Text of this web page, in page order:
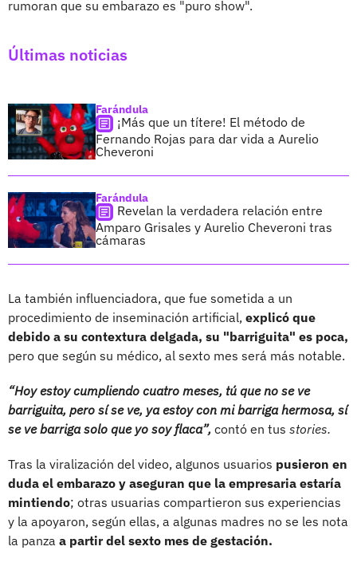
rumoran que su embarazo es "puro show".
Últimas noticias
Farándula
¡Más que un títere! El método de
Fernando Rojas para dar vida a Aurelio
Cheveroni
Farándula
Revelan la verdadera relación entre
Amparo Grisales y Aurelio Cheveroni tras
cámaras
La también influenciadora, que fue sometida a un
procedimiento de inseminación artificial, explicó que
debido a su contextura delgada, su "barriguita" es poca,
pero que según su médico, al sexto mes será más notable.
“Hoy estoy cumpliendo cuatro meses, tú que no se ve
barriguita, pero sí se ve, ya estoy con mi barriga hermosa, sí
se ve barriga solo que yo soy flaca”, contó en tus stories.
Tras la viralización del video, algunos usuarios pusieron en
duda el embarazo y aseguran que la empresaria estaría
mintiendo; otras usuarias compartieron sus experiencias
y la apoyaron, según ellas, a algunas madres no se les nota
la panza a partir del sexto mes de gestación.